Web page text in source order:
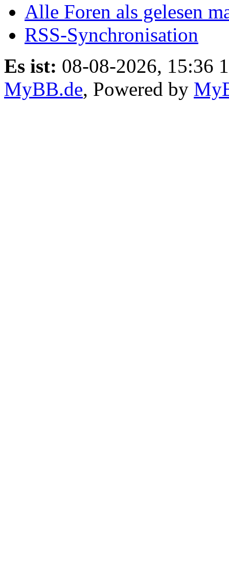
Alle Foren als gelesen
RSS-Synchronisation
Es ist: 08-08-2026, 15:36
MyBB.de, Powered by